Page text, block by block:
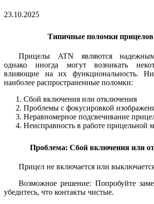
23.10.2025
Типичные поломки
Прицелы ATN являются
однако иногда могут возникать
влияющие на их функциональность.
наиболее распространенные поломки:
Сбой включения или отключения
Проблемы с фокусировкой
Неравномерное подсвечивание
Неисправность в работе прицельной
Проблема: Сбой включения или
Прицел не включается или
Возможное решение: Попробуйте
убедитесь, что контакты чистые.